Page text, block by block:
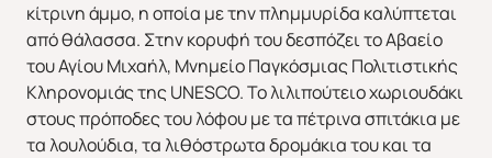
κίτρινη άμμο, η οποία με την πλημμυρίδα καλύπτεται
από θάλασσα. Στην κορυφή του δεσπόζει το Αβαείο
του Αγίου Μιχαήλ, Μνημείο Παγκόσμιας Πολιτιστικής
Κληρονομιάς της UNESCO. Το λιλιπούτειο χωριουδάκι
στους πρόποδες του λόφου με τα πέτρινα σπιτάκια με
τα λουλούδια, τα λιθόστρωτα δρομάκια του και τα